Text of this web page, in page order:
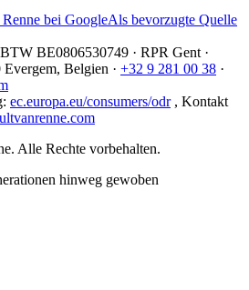
bei GoogleAls bevorzugte Quelle
BTW BE0806530749 · RPR Gent ·
Evergem, Belgien · +32 9 281 00 38 ·
: ec.europa.eu/consumers/odr , Kontakt
Alle Rechte vorbehalten.
hinweg gewoben